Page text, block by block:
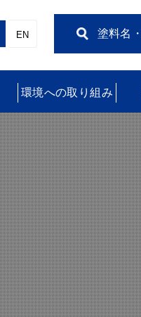
EN 塗料名
環境への取り組み